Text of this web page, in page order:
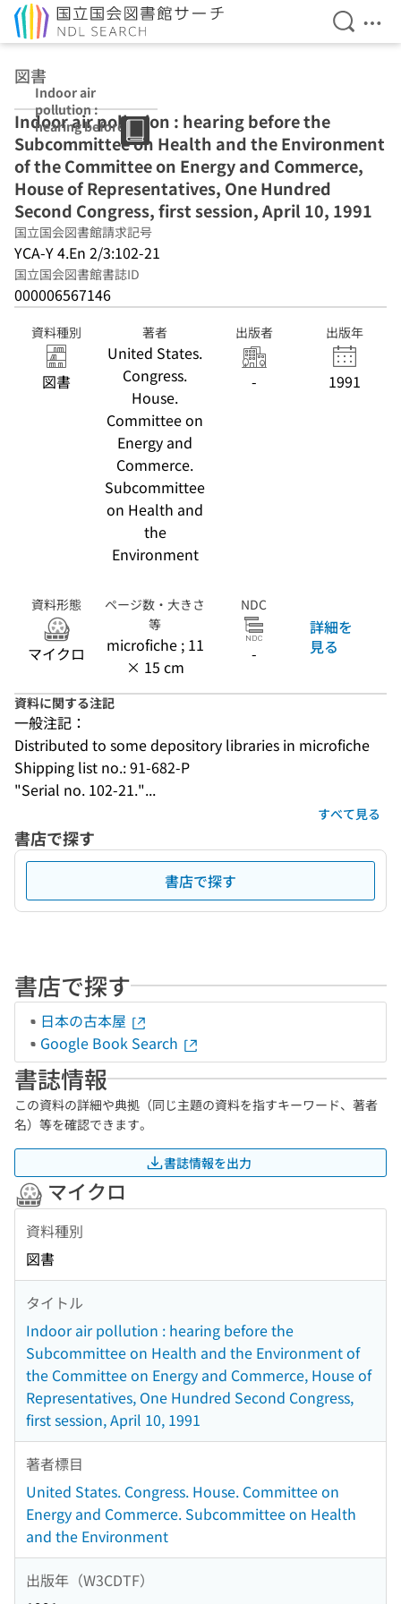
検索を
メ
図書
Indoor air
pollution :
hearing before
the
Subcommittee
on Health and
the
Environment of
the Committee
on Energy and
Commerce,
House of
Representatives
, One Hundred
Second
Congress, first
session, April
10, 1991
Indoor air pollution : hearing before the
Subcommittee on Health and the Environment
of the Committee on Energy and Commerce,
House of Representatives, One Hundred
Second Congress, first session, April 10, 1991
国立国会図書館請求記号
YCA-Y 4.En 2/3:102-21
国立国会図書館書誌ID
000006567146
資料種別
図書
著者
United States.
Congress.
House.
Committee on
Energy and
Commerce.
Subcommittee
on Health and
the
Environment
出版者
-
出版年
1991
資料形態
マイクロ
ページ数・大きさ
等
microfiche ; 11
× 15 cm
NDC
-
詳細を
見る
資料に関する注記
一般注記：
Distributed to some depository libraries in microfiche
Shipping list no.: 91-682-P
"Serial no. 102-21."...
すべて見る
書店で探す
書店で探す
書店で探す
日本の古本屋
Google Book Search
書誌情報
この資料の詳細や典拠（同じ主題の資料を指すキーワード、著者
名）等を確認できます。
書誌情報を出力
マイクロ
資料種別
図書
タイトル
Indoor air pollution : hearing before the
Subcommittee on Health and the Environment of
the Committee on Energy and Commerce, House of
Representatives, One Hundred Second Congress,
first session, April 10, 1991
著者標目
United States. Congress. House. Committee on
Energy and Commerce. Subcommittee on Health
and the Environment
出版年（W3CDTF）